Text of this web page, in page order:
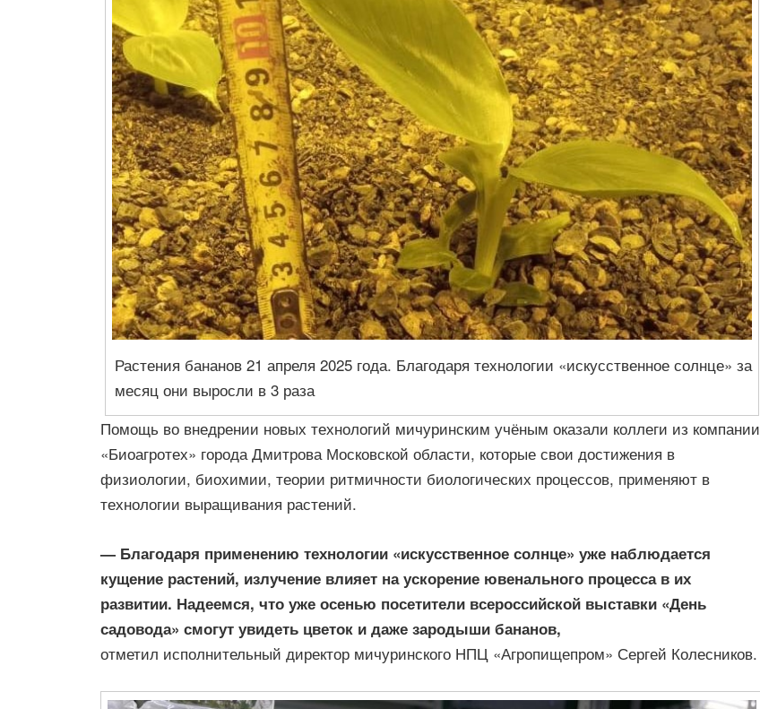
Растения бананов 21 апреля 2025 года. Благодаря технологии «искусственное солнце» за
месяц они выросли в 3 раза
Помощь во внедрении новых технологий мичуринским учёным оказали коллеги из компании
«Биоагротех» города Дмитрова Московской области, которые свои достижения в
физиологии, биохимии, теории ритмичности биологических процессов, применяют в
технологии выращивания растений.
— Благодаря применению технологии «искусственное солнце» уже наблюдается
кущение растений, излучение влияет на ускорение ювенального процесса в их
развитии. Надеемся, что уже осенью посетители всероссийской выставки «День
садовода» смогут увидеть цветок и даже зародыши бананов,
отметил исполнительный директор мичуринского НПЦ «Агропищепром» Сергей Колесников.